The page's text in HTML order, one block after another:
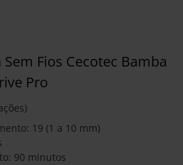
Fios Cecotec Bamba
Pro
19 (1 a 10 mm)
90 minutos